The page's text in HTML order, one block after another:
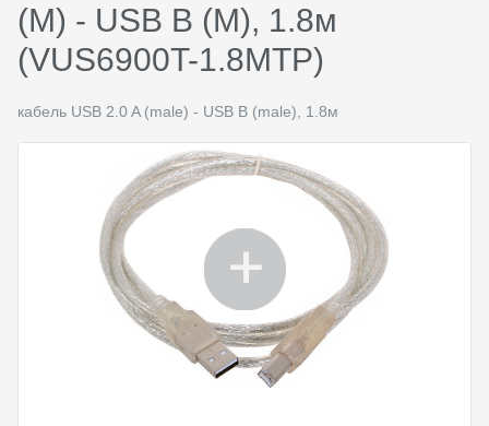
(M) - USB B (M), 1.8м
(VUS6900T-1.8MTP)
кабель USB 2.0 A (male) - USB B (male), 1.8м